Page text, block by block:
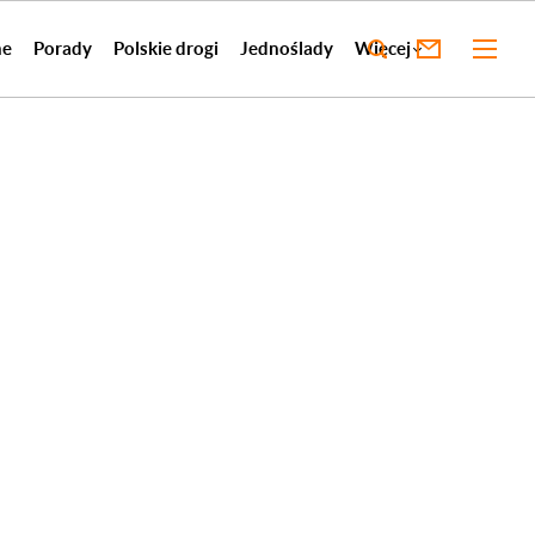
Porady Polskie drogi Jednoślady Więcej